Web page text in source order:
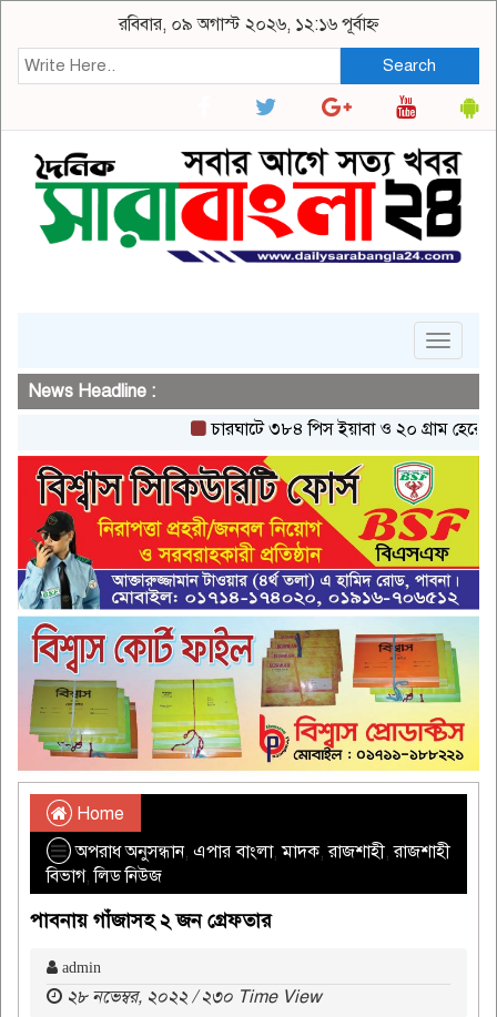
রবিবার, ০৯ অগাস্ট ২০২৬, ১২:১৬ পূর্বাহ্ন
Search
Toggle
News Headline :
চারঘাটে ৩৮৪ পিস ইয়াবা ও ২০ গ্রাম হেরোইনসহ
Home
অপরাধ অনুসন্ধান,এপার বাংলা,মাদক,রাজশাহী,রাজশাহী
বিভাগ,লিড নিউজ
পাবনায় গাঁজাসহ ২ জন গ্রেফতার
admin
২৮ নভেম্বর, ২০২২ / ২৩০ Time View